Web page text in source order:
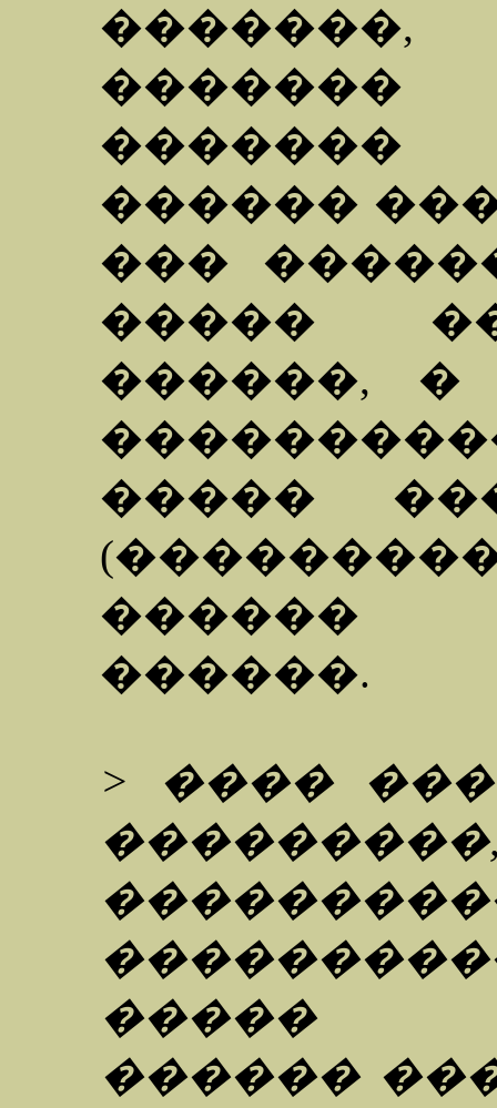
�������
������
���
�����
������, �
�����
������
������.
> ����
�����
������